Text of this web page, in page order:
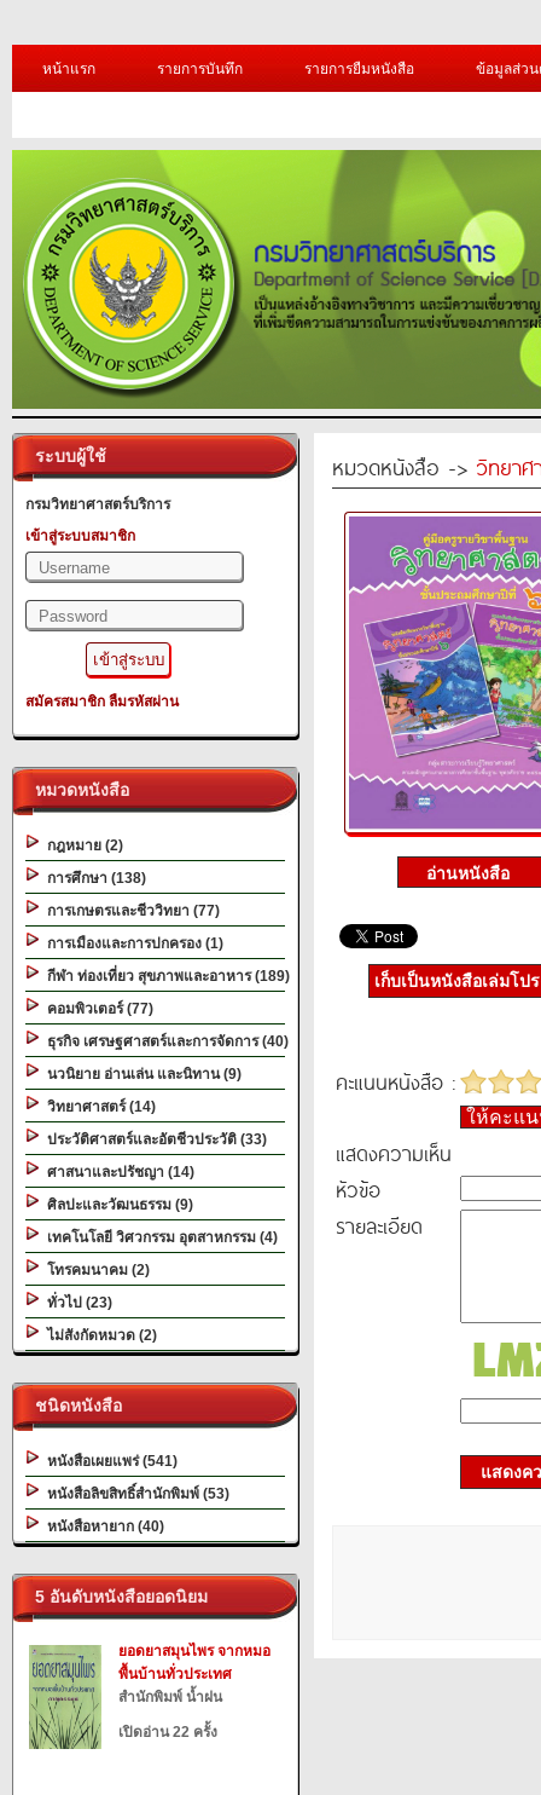
หน้าแรก รายการบันทึก รายการยืมหนังสือ ข้อมูลส่ว
ระบบผู้ใช้
กรมวิทยาศาสตร์บริการ
เข้าสู่ระบบสมาชิก
สมัครสมาชิก ลืมรหัสผ่าน
หมวดหนังสือ
กฎหมาย (2)
การศึกษา (138)
การเกษตรและชีววิทยา (77)
การเมืองและการปกครอง (1)
กีฬา ท่องเที่ยว สุขภาพและอาหาร (189)
คอมพิวเตอร์ (77)
ธุรกิจ เศรษฐศาสตร์และการจัดการ (40)
นวนิยาย อ่านเล่น และนิทาน (9)
วิทยาศาสตร์ (14)
ประวัติศาสตร์และอัตชีวประวัติ (33)
ศาสนาและปรัชญา (14)
ศิลปะและวัฒนธรรม (9)
เทคโนโลยี วิศวกรรม อุตสาหกรรม (4)
โทรคมนาคม (2)
ทั่วไป (23)
ไม่สังกัดหมวด (2)
ชนิดหนังสือ
หนังสือเผยแพร่ (541)
หนังสือลิขสิทธิ์สำนักพิมพ์ (53)
หนังสือหายาก (40)
5 อันดับหนังสือยอดนิยม
ยอดยาสมุนไพร จากหมอ
พื้นบ้านทั่วประเทศ
สำนักพิมพ์ น้ำฝน
เปิดอ่าน 22 ครั้ง
หมวดหนังสือ -> วิทยาศ
เก็บเป็นหนังสือเล่มโป
คะแนนหนังสือ :
ให้คะแ
แสดงความเห็น
หัวข้อ
รายละเอียด
แสดงค